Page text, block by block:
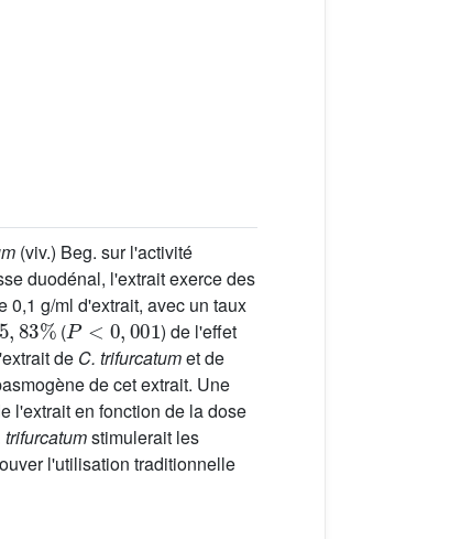
(viv.) Beg. sur l'activité
duodénal, l'extrait exerce des
0,1 g/ml d'extrait, avec un taux
,83%
(
P<0,001
) de l'effet
de C. trifurcatumet de
de cet extrait. Une
l'extrait en fonction de la dose
trifurcatumstimulerait les
l'utilisation traditionnelle